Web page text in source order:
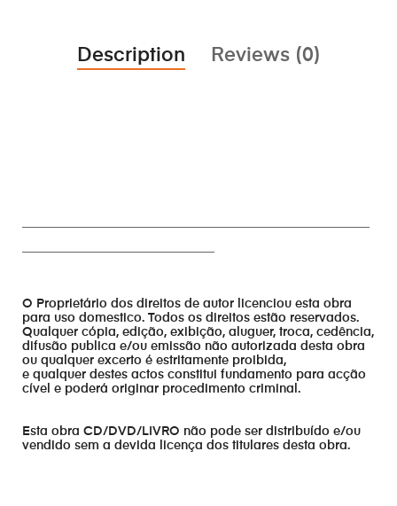
Description Reviews (0)
O Proprietário dos direitos de autor licenciou esta obra
para uso domestico. Todos os direitos estão reservados.
Qualquer cópia, edição, exibição, aluguer, troca, cedência,
difusão publica e/ou emissão não autorizada desta obra
ou qualquer excerto é estritamente proibida,
e qualquer destes actos constitui fundamento para acção
cível e poderá originar procedimento criminal.
Esta obra CD/DVD/LIVRO não pode ser distribuído e/ou
vendido sem a devida licença dos titulares desta obra.